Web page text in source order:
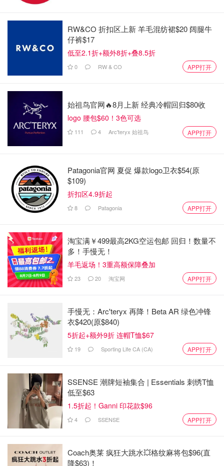
RW&CO 折扣区上新 羊毛混纺裙$20 阔腿牛
仔裤$17
低至2.1折+额外8折+叠8.5折
0 RW & CO APP打开
始祖鸟官网🔥8月上新 经典冷帽回归$80收
logo 腰包$60！3色可选
111 4 Arc'teryx 始祖鸟 APP打开
Patagonia官网 夏促 爆款logo卫衣$54(原
$109)
折扣区4.9折起
8 Patagonia APP打开
淘宝满￥499最高2KG空运包邮 回归！数量不
多！手慢无！
羊毛返场！3重高额保障叠加
23 20 淘宝网 APP打开
手慢无：Arc'teryx 再降！Beta AR 绿色冲锋
衣$420(原$840)
5折起+额外9折 连帽T恤$67
19 Sporting Life CA (CA) APP打开
SSENSE 潮牌短袖集合 | Essentials 刺绣T恤
低至$63
1.5折起！Ganni 印花款$96
4 SSENSE APP打开
Coach奥莱 疯狂大跳水💥格纹麻将包$96(直
降$63)！